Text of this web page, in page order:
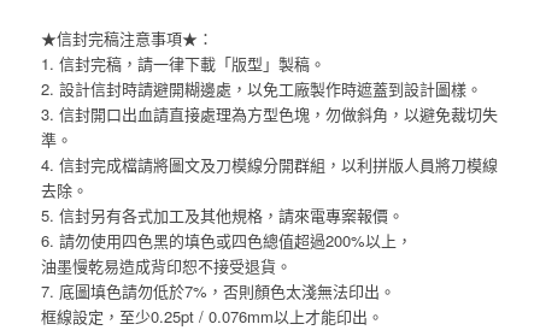
★信封完稿注意事項★：
1. 信封完稿，請一律下載「版型」製稿。
2. 設計信封時請避開糊邊處，以免工廠製作時遮蓋到設計圖樣。
3. 信封開口出血請直接處理為方型色塊，勿做斜角，以避免裁切失
準。
4. 信封完成檔請將圖文及刀模線分開群組，以利拼版人員將刀模線
去除。
5. 信封另有各式加工及其他規格，請來電專案報價。
6. 請勿使用四色黑的填色或四色總值超過200%以上，
油墨慢乾易造成背印恕不接受退貨。
7. 底圖填色請勿低於7%，否則顏色太淺無法印出。
框線設定，至少0.25pt / 0.076mm以上才能印出。